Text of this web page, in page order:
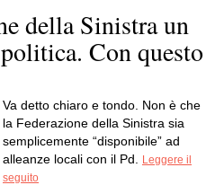
della Sinistra un
Con questo
Va detto chiaro e tondo. Non è che
la Federazione della Sinistra sia
semplicemente “disponibile” ad
alleanze locali con il Pd.
Leggere il
seguito